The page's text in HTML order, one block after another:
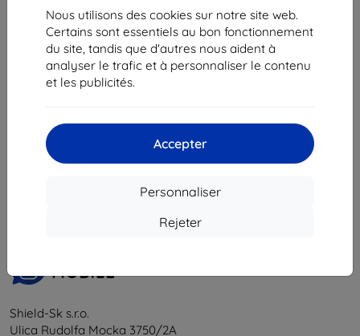
Nous utilisons des cookies sur notre site web.
Certains sont essentiels au bon fonctionnement
du site, tandis que d'autres nous aident à
analyser le trafic et à personnaliser le contenu
et les publicités.
Accepter
Personnaliser
Rejeter
20,90 €
18,82 €
En stock 4 pièces
du total
Shield-Sk s.r.o.
Ulica Rudolfa Mocka 3750/2A